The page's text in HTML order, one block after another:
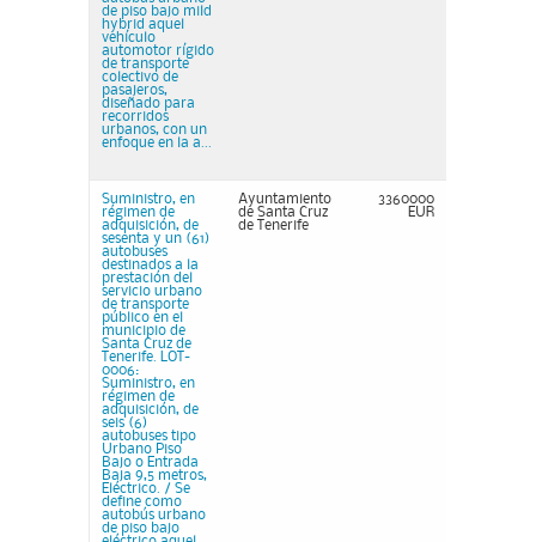
de piso bajo mild
hybrid aquel
vehículo
automotor rígido
de transporte
colectivo de
pasajeros,
diseñado para
recorridos
urbanos, con un
enfoque en la a...
Suministro, en
régimen de
adquisición, de
sesenta y un (61)
autobuses
destinados a la
prestación del
servicio urbano
de transporte
público en el
municipio de
Santa Cruz de
Tenerife. LOT-
0006:
Suministro, en
régimen de
adquisición, de
seis (6)
autobuses tipo
Urbano Piso
Bajo o Entrada
Baja 9,5 metros,
Eléctrico. / Se
define como
autobús urbano
de piso bajo
Ayuntamiento
de Santa Cruz
de Tenerife
3360000
EUR